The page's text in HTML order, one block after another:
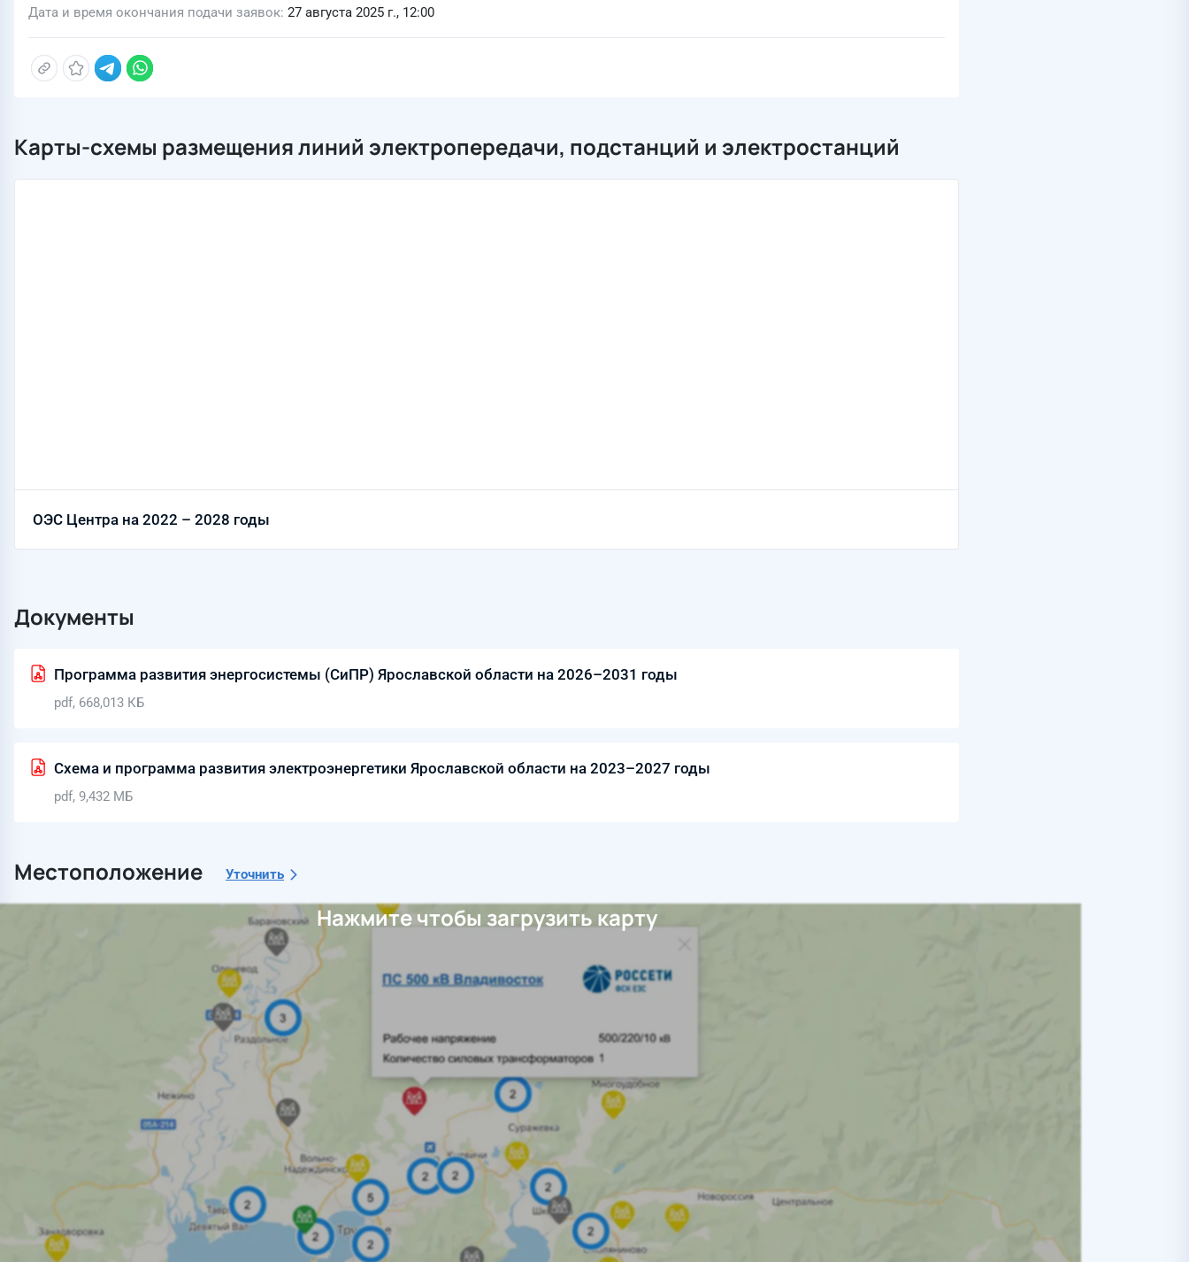
Дата и время окончания подачи заявок 27 августа 2025 г., 12:00
Карты-схемы размещения линий электропередачи, подстанций и электростанций
ОЭС Центра на 2022 – 2028 годы
Документы
Программа развития энергосистемы (СиПР) Ярославской области на 2026–2031 годы
pdf, 668,013 КБ
Схема и программа развития электроэнергетики Ярославской области на 2023–2027 годы
pdf, 9,432 МБ
Местоположение Уточнить
Нажмите чтобы загрузить карту